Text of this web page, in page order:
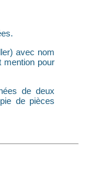
avec nom
mention pour
de deux
de pièces